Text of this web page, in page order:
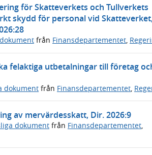
för Skatteverkets och Tullverkets
skydd för personal vid
från Finansdepartementet,
felaktiga utbetalningar till företag
dokument från Finansdepartementet,
av mervärdesskatt, Dir. 2026:9
dokument från Finansdepartementet